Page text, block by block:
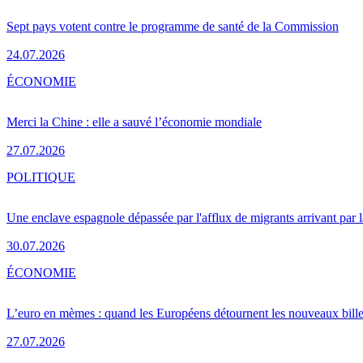
Sept pays votent contre le programme de santé de la Commission
24.07.2026
Merci la Chine : elle a sauvé l’économie mondiale
27.07.2026
ÉCONOMIE
Une enclave espagnole dépassée par l'afflux de migrants arrivant par
30.07.2026
POLITIQUE
L’euro en mèmes : quand les Européens détournent les nouveaux
27.07.2026
ÉCONOMIE